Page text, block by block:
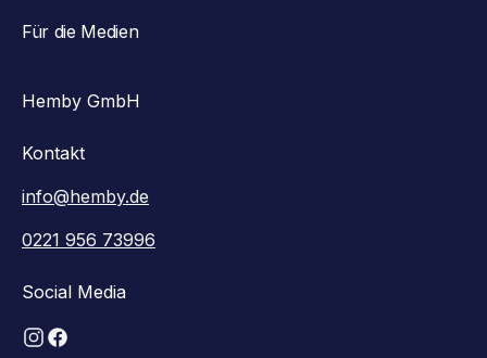
Für die Medien
Hemby GmbH
Kontakt
info@hemby.de
0221 956 73996
Social Media